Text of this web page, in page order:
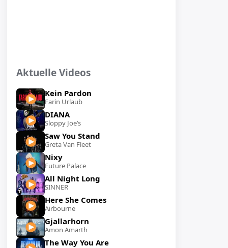
Aktuelle Videos
Kein Pardon
Farin Urlaub
DIANA
Sloppy Joe’s
Saw You Stand
Greta Van Fleet
Nixy
Future Palace
All Night Long
SINNER
Here She Comes
Airbourne
Gjallarhorn
Amon Amarth
The Way You Are